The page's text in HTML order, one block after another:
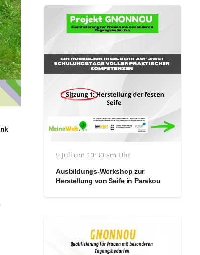
5 Juli um 10:30 am Uhr
Ausbildungs-Workshop zur
Herstellung von Seife in Parakou